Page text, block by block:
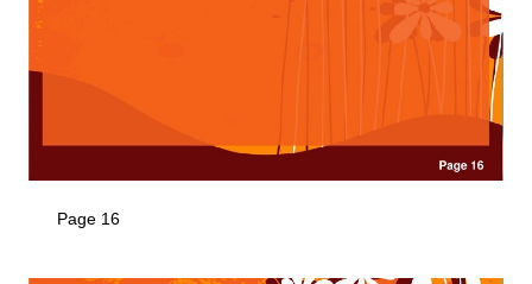
Page 16